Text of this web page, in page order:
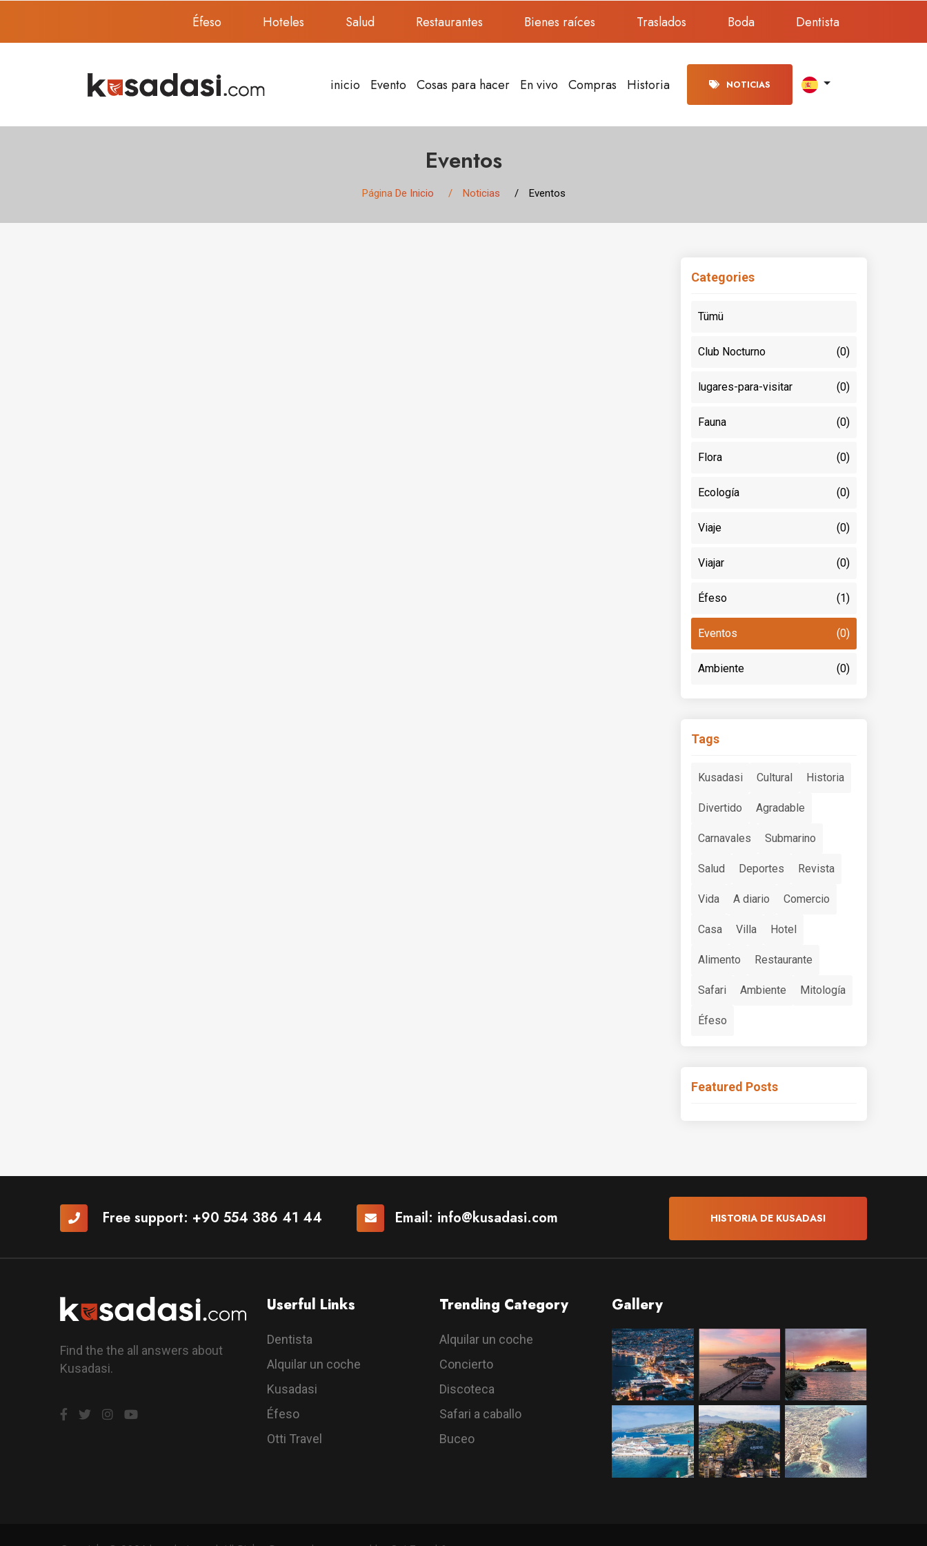
Éfeso Hoteles Salud Restaurantes Bienes raíces Traslados Boda Dentista
inicio Evento Cosas para hacer En vivo Compras Historia NOTICIAS
Eventos
Página De Inicio Noticias Eventos
Categories
Tümü
Club Nocturno (0)
lugares-para-visitar (0)
Fauna (0)
Flora (0)
Ecología (0)
Viaje (0)
Viajar (0)
Éfeso (1)
Eventos (0)
Ambiente (0)
Tags
Kusadasi Cultural Historia
Divertido Agradable
Carnavales Submarino
Salud Deportes Revista
Vida A diario Comercio
Casa Villa Hotel
Alimento Restaurante
Safari Ambiente Mitología
Éfeso
Featured Posts
Free support: +90 554 386 41 44 Email: info@kusadasi.com HISTORIA DE KUSADASI
Find the the all answers about
Kusadasi.
Userful Links
Dentista
Alquilar un coche
Kusadasi
Éfeso
Otti Travel
Trending Category
Alquilar un coche
Concierto
Discoteca
Safari a caballo
Buceo
Gallery